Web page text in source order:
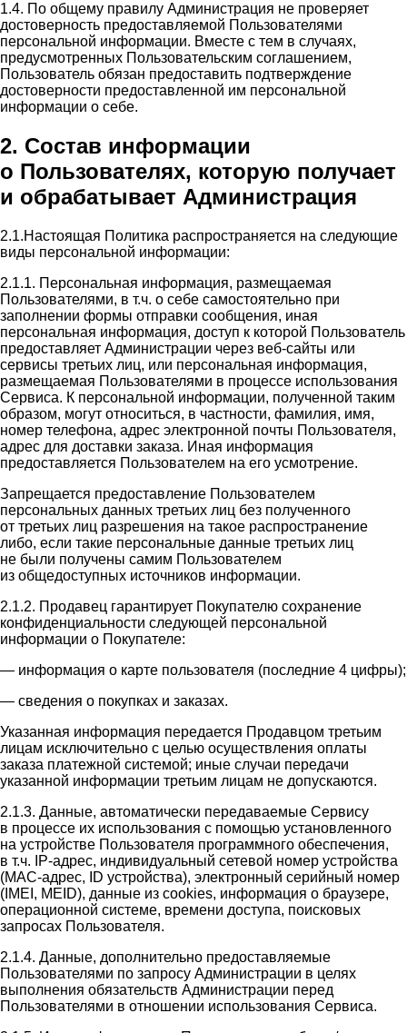
1.4. По общему правилу Администрация не проверяет
достоверность предоставляемой Пользователями
персональной информации. Вместе с тем в случаях,
предусмотренных Пользовательским соглашением,
Пользователь обязан предоставить подтверждение
достоверности предоставленной им персональной
информации о себе.
2. Состав информации
о Пользователях, которую получает
и обрабатывает Администрация
2.1.Настоящая Политика распространяется на следующие
виды персональной информации:
2.1.1. Персональная информация, размещаемая
Пользователями, в т.ч. о себе самостоятельно при
заполнении формы отправки сообщения, иная
персональная информация, доступ к которой Пользователь
предоставляет Администрации через веб-сайты или
сервисы третьих лиц, или персональная информация,
размещаемая Пользователями в процессе использования
Сервиса. К персональной информации, полученной таким
образом, могут относиться, в частности, фамилия, имя,
номер телефона, адрес электронной почты Пользователя,
адрес для доставки заказа. Иная информация
предоставляется Пользователем на его усмотрение.
Запрещается предоставление Пользователем
персональных данных третьих лиц без полученного
от третьих лиц разрешения на такое распространение
либо, если такие персональные данные третьих лиц
не были получены самим Пользователем
из общедоступных источников информации.
2.1.2. Продавец гарантирует Покупателю сохранение
конфиденциальности следующей персональной
информации о Покупателе:
— информация о карте пользователя (последние 4 цифры);
— сведения о покупках и заказах.
Указанная информация передается Продавцом третьим
лицам исключительно с целью осуществления оплаты
заказа платежной системой; иные случаи передачи
указанной информации третьим лицам не допускаются.
2.1.3. Данные, автоматически передаваемые Сервису
в процессе их использования с помощью установленного
на устройстве Пользователя программного обеспечения,
в т.ч. IP-адрес, индивидуальный сетевой номер устройства
(MAC-адрес, ID устройства), электронный серийный номер
(IMEI, MEID), данные из cookies, информация о браузере,
операционной системе, времени доступа, поисковых
запросах Пользователя.
2.1.4. Данные, дополнительно предоставляемые
Пользователями по запросу Администрации в целях
выполнения обязательств Администрации перед
Пользователями в отношении использования Сервиса.